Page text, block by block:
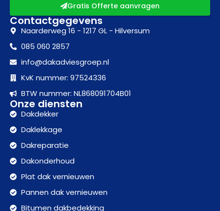
Gratis Offerte aanvragen
Contactgegevens
Naarderweg 16 - 1217 GL - Hilversum
085 060 2857
info@dakadviesgroep.nl
KvK nummer: 97524336
BTW nummer: NL868091704B01
Onze diensten
Dakdekker
Daklekkage
Dakreparatie
Dakonderhoud
Plat dak vernieuwen
Pannen dak vernieuwen
Bitumen dakbedekking